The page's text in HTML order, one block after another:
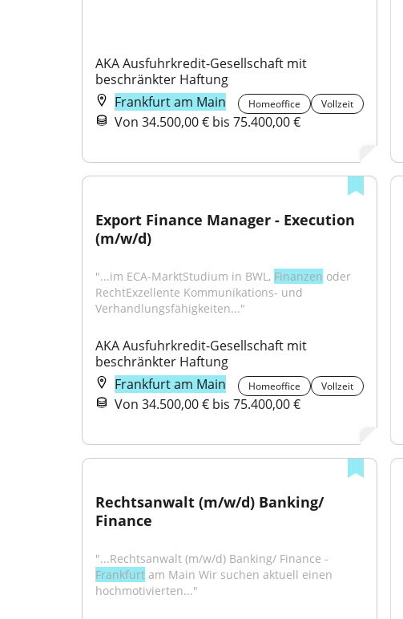
AKA Ausfuhrkredit-Gesellschaft mit
beschränkter Haftung
Frankfurt am Main
Homeoffice Vollzeit
Von 34.500,00 € bis 75.400,00 €
Export Finance Manager - Execution
(m/w/d)
"...im ECA-MarktStudium in BWL, Finanzen oder
RechtExzellente Kommunikations- und
Verhandlungsfähigkeiten..."
AKA Ausfuhrkredit-Gesellschaft mit
beschränkter Haftung
Frankfurt am Main
Homeoffice Vollzeit
Von 34.500,00 € bis 75.400,00 €
Rechtsanwalt (m/w/d) Banking/
Finance
Frankfurt am Main Wir suchen aktuell einen
hochmotivierten..."